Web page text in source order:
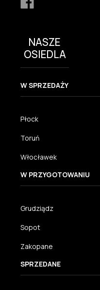
NASZE
OSIEDLA
W SPRZEDAŻY
Płock
Toruń
Włocławek
W PRZYGOTOWANIU
Grudziądz
Sopot
Zakopane
SPRZEDANE